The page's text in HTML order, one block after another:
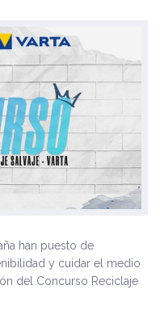
han puesto de
y cuidar el medio
del Concurso Reciclaje